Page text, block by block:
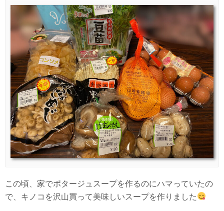
この頃、家でポタージュスープを作るのにハマっていたの
で、キノコを沢山買って美味しいスープを作りました